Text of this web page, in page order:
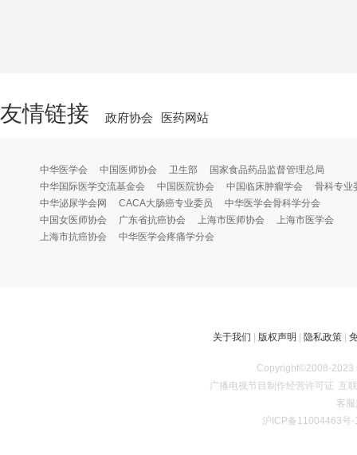
友情链接 政府协会 医药网站
中华医学会 中国医师协会 卫生部
国家食品药品监督管理总局
中华国际医学交流基金会
中国医院协会 中国临床肿瘤学会
骨科专业
中华泌尿学会网
CACA大肠癌专业委员
中华医学会骨科学分会
中国女医师协会
广东省抗癌协会 上海市医师协会
上海市医学会
上海市抗癌协会
中华医学会疼痛学分会
关于我们 | 版权声明 | 隐私政策|
Copyright©2008-2023
广播电视节目制作经营许可证 互
客
沪ICP备11004463号-